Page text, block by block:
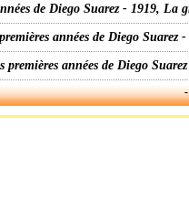
de Diego Suarez - 1919,
années de Diego
premières années de Diego